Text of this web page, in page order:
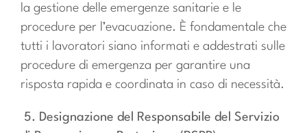
la gestione delle emergenze sanitarie e le
procedure per l’evacuazione. È fondamentale che
tutti i lavoratori siano informati e addestrati sulle
procedure di emergenza per garantire una
risposta rapida e coordinata in caso di necessità.
5. Designazione del Responsabile del Servizio